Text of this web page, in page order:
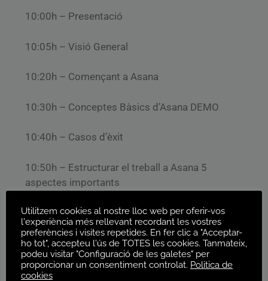
10:00h – Presentació
10:05h – Visió General
10:20h – Començant a Asana
10:30h – Conceptes Bàsics d’Asana DEMO
10:40h – Casos d’èxit
10:50h – Estructurar el treball a Asana 5
aspectes importants
11:00h – Cloenda
Utilitzem cookies al nostre lloc web per oferir-vos
l'experiència més rellevant recordant les vostres
preferències i visites repetides. En fer clic a "Acceptar-
ho tot", accepteu l'ús de TOTES les cookies. Tanmateix,
podeu visitar "Configuració de les galetes" per
proporcionar un consentiment controlat. Politica de
cookies